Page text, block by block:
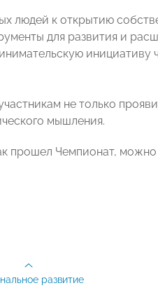
людей к открытию
для развития и
инициативу
не только
мышления.
прошел Чемпионат,
развитие